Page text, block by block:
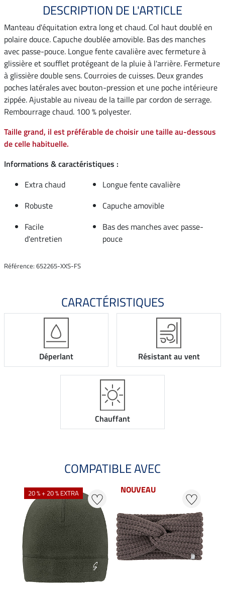
DESCRIPTION DE L'ARTICLE
Manteau d'équitation extra long et chaud. Col haut doublé en
polaire douce. Capuche doublée amovible. Bas des manches
avec passe-pouce. Longue fente cavalière avec fermeture à
glissière et soufflet protégeant de la pluie à l'arrière. Fermeture
à glissière double sens. Courroies de cuisses. Deux grandes
poches latérales avec bouton-pression et une poche intérieure
zippée. Ajustable au niveau de la taille par cordon de serrage.
Rembourrage chaud. 100 % polyester.
Taille grand, il est préférable de choisir une taille au-dessous
de celle habituelle.
Informations & caractéristiques :
Extra chaud
Longue fente cavalière
Robuste
Capuche amovible
Facile
d'entretien
Bas des manches avec passe-
pouce
Référence: 652265-XXS-FS
CARACTÉRISTIQUES
Déperlant Résistant au vent
Chauffant
COMPATIBLE AVEC
20 % + 20 % EXTRA NOUVEAU